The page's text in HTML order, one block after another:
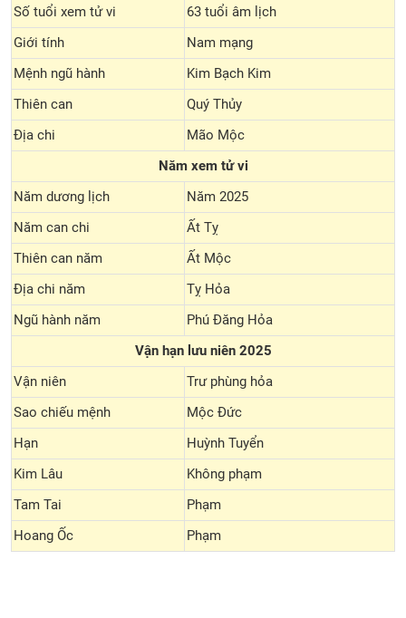
Số tuổi xem tử vi
63 tuổi âm lịch
Giới tính
Nam mạng
Mệnh ngũ hành
Kim Bạch Kim
Thiên can
Quý Thủy
Địa chi
Mão Mộc
Năm xem tử vi
Năm dương lịch
Năm 2025
Năm can chi
Ất Tỵ
Thiên can năm
Ất Mộc
Địa chi năm
Tỵ Hỏa
Ngũ hành năm
Phú Đăng Hỏa
Vận hạn lưu niên 2025
Vận niên
Trư phùng hỏa
Sao chiếu mệnh
Mộc Đức
Hạn
Huỳnh Tuyển
Kim Lâu
Không phạm
Tam Tai
Phạm
Hoang Ốc
Phạm